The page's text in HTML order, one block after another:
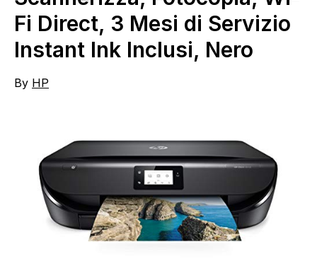
Fi Direct, 3 Mesi di Servizio
Instant Ink Inclusi, Nero
By HP